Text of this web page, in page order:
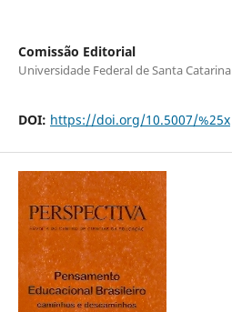
Comissão Editorial
Universidade Federal de Santa Catarina
DOI: https://doi.org/10.5007/%25x